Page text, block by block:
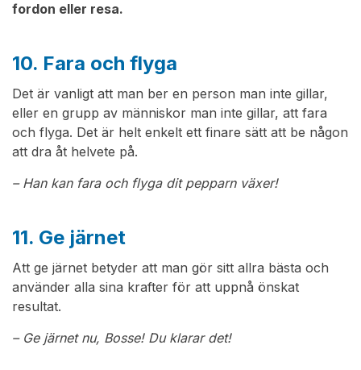
fordon eller resa.
10. Fara och flyga
Det är vanligt att man ber en person man inte gillar,
eller en grupp av människor man inte gillar, att fara
och flyga. Det är helt enkelt ett finare sätt att be någon
att dra åt helvete på.
– Han kan fara och flyga dit pepparn växer!
11. Ge järnet
Att ge järnet betyder att man gör sitt allra bästa och
använder alla sina krafter för att uppnå önskat
resultat.
– Ge järnet nu, Bosse! Du klarar det!